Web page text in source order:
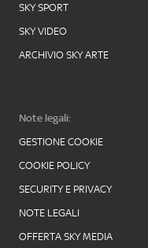
SKY SPORT
SKY VIDEO
ARCHIVIO SKY ARTE
Note legali:
GESTIONE COOKIE
COOKIE POLICY
SECURITY E PRIVACY
NOTE LEGALI
OFFERTA SKY MEDIA